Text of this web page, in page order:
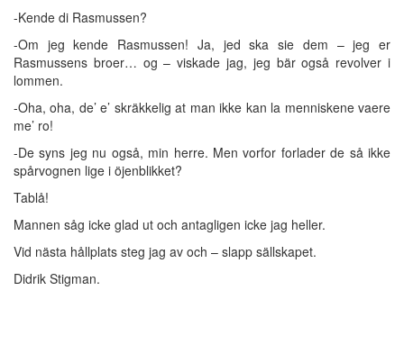
-Kende di Rasmussen?
-Om jeg kende Rasmussen! Ja, jed ska sie dem – jeg er
Rasmussens broer… og – viskade jag, jeg bär også revolver i
lommen.
-Oha, oha, de’ e’ skräkkelig at man ikke kan la menniskene vaere
me’ ro!
-De syns jeg nu også, min herre. Men vorfor forlader de så ikke
spårvognen lige i öjenblikket?
Tablå!
Mannen såg icke glad ut och antagligen icke jag heller.
Vid nästa hållplats steg jag av och – slapp sällskapet.
Didrik Stigman.